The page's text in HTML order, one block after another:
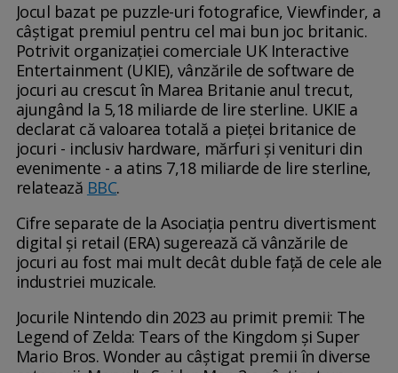
Jocul bazat pe puzzle-uri fotografice, Viewfinder, a
câștigat premiul pentru cel mai bun joc britanic.
Potrivit organizației comerciale UK Interactive
Entertainment (UKIE), vânzările de software de
jocuri au crescut în Marea Britanie anul trecut,
ajungând la 5,18 miliarde de lire sterline. UKIE a
declarat că valoarea totală a pieței britanice de
jocuri - inclusiv hardware, mărfuri și venituri din
evenimente - a atins 7,18 miliarde de lire sterline,
relatează BBC.
Cifre separate de la Asociația pentru divertisment
digital și retail (ERA) sugerează că vânzările de
jocuri au fost mai mult decât duble față de cele ale
industriei muzicale.
Jocurile Nintendo din 2023 au primit premii: The
Legend of Zelda: Tears of the Kingdom și Super
Mario Bros. Wonder au câștigat premii în diverse